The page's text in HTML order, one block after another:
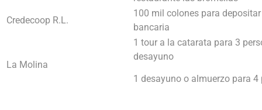
Credecoop R.L.
100 mil colones para
bancaria
La Molina
1 tour a la catarata para 3
desayuno
1 desayuno o almuerzo para 4